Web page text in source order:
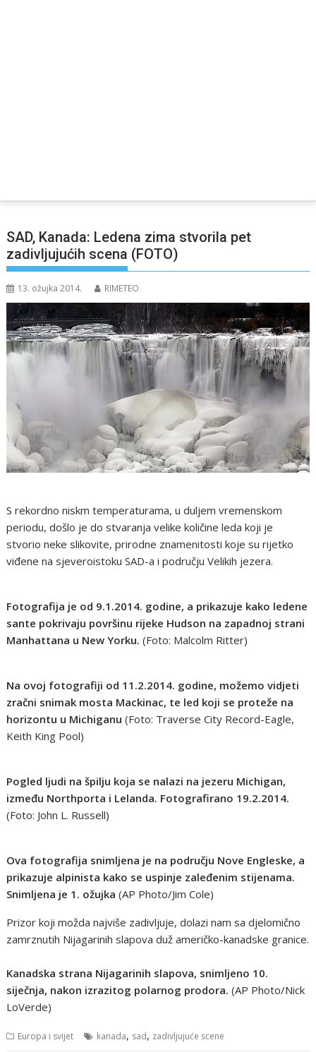
SAD, Kanada: Ledena zima stvorila pet
zadivljujućih scena (FOTO)
13. ožujka 2014. RIMETEO
S rekordno niskm temperaturama, u duljem vremenskom
periodu, došlo je do stvaranja velike količine leda koji je
stvorio neke slikovite, prirodne znamenitosti koje su rijetko
viđene na sjeveroistoku SAD-a i području Velikih jezera.
Fotografija je od 9.1.2014. godine, a prikazuje kako ledene
sante pokrivaju površinu rijeke Hudson na zapadnoj strani
Manhattana u New Yorku. (Foto: Malcolm Ritter)
Na ovoj fotografiji od 11.2.2014. godine, možemo vidjeti
zračni snimak mosta Mackinac, te led koji se proteže na
horizontu u Michiganu (Foto: Traverse City Record-Eagle,
Keith King Pool)
Pogled ljudi na špilju koja se nalazi na jezeru Michigan,
između Northporta i Lelanda. Fotografirano 19.2.2014.
(Foto: John L. Russell)
Ova fotografija snimljena je na području Nove Engleske, a
prikazuje alpinista kako se uspinje zaleđenim stijenama.
Snimljena je 1. ožujka (AP Photo/Jim Cole)
Prizor koji možda najviše zadivljuje, dolazi nam sa djelomično
zamrznutih Nijagarinih slapova duž američko-kanadske granice.
Kanadska strana Nijagarinih slapova, snimljeno 10.
siječnja, nakon izrazitog polarnog prodora. (AP Photo/Nick
LoVerde)
Europa i svijet kanada, sad, zadivljujuće scene